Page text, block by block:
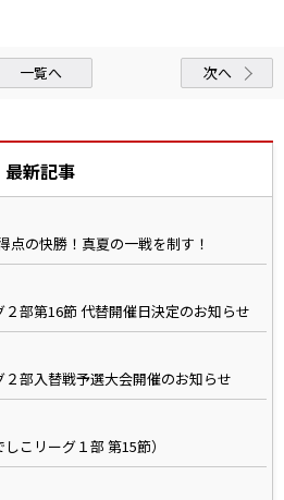
一覧へ 次へ
最新記事
点の快勝！真夏の一戦を制す！
部第16節 代替開催日決定のお知らせ
部入替戦予選大会開催のお知らせ
こリーグ１部 第15節）